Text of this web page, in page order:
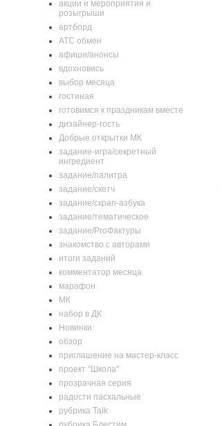
акции и мероприятия и
розыгрыши
артборд
АТС обмен
афиши/анонсы
вдохновись
выбор месяца
гостиная
готовимся к праздникам вместе
дизайнер-гость
Добрые открытки МК
задание-игра/секретный
ингредиент
задание/палитра
задание/скетч
задание/скрап-азбука
задание/тематическое
задание/ProФактуры
знакомство с авторами
итоги заданий
комментатор месяца
марафон
МК
набор в ДК
Новинки
обзор
приглашение на мастер-класс
проект "Школа"
прозрачная серия
радости пасхальные
рубрика Talk